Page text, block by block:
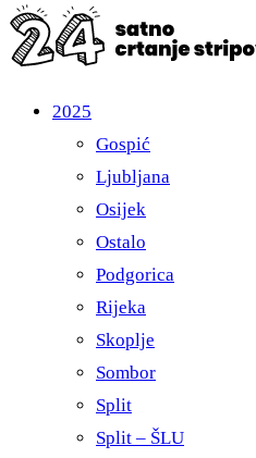
2025
Gospić
Ljubljana
Osijek
Ostalo
Podgorica
Rijeka
Skoplje
Sombor
Split
Split – ŠLU